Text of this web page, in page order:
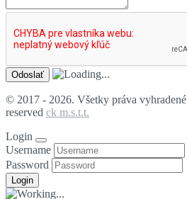
© 2017 - 2026. Všetky práva vyhradené
reserved ck m.s.t.t.
Login
Username
Password